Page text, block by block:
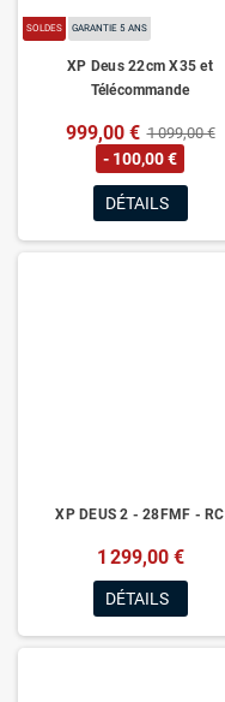
SOLDES GARANTIE 5 ANS
XP Deus 22cm X35 et
Télécommande
999,00 € 1 099,00 €
- 100,00 €
DÉTAILS
XP DEUS 2 - 28FMF - RC
1 299,00 €
DÉTAILS